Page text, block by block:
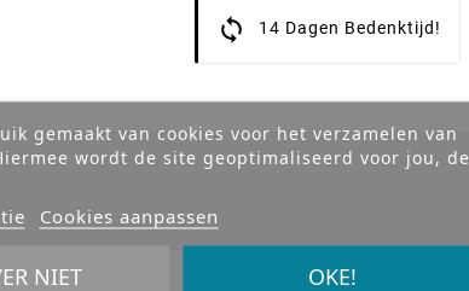
14 Dagen Bedenktijd!
gemaakt van cookies voor het verzamelen van
wordt de site geoptimaliseerd voor jou, de
Cookies aanpassen
NIET OKE!